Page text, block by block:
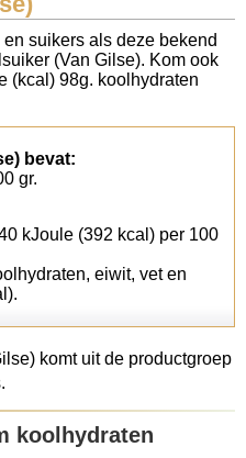
suikers als deze bekend
(Van Gilse). Kom ook
(kcal) 98g. koolhydraten
bevat:
gr.
kJoule (392 kcal) per 100
eiwit, vet en
komt uit de productgroep
koolhydraten